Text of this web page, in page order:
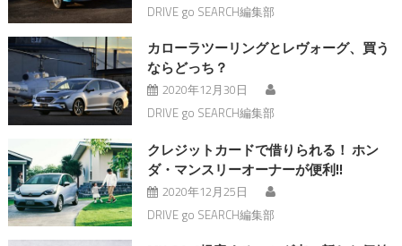
DRIVE go SEARCH編集部
カローラツーリングとレヴォーグ、買う
ならどっち？
2020年12月30日
DRIVE go SEARCH編集部
クレジットカードで借りられる！ ホン
ダ・マンスリーオーナーが便利!!
2020年12月25日
DRIVE go SEARCH編集部